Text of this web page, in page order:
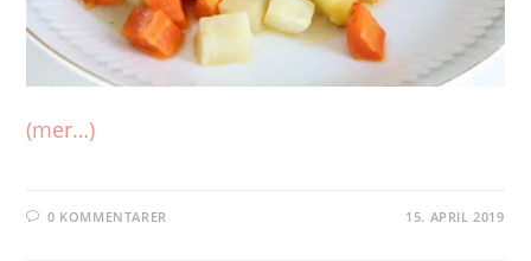
(mer…)
0 KOMMENTARER 15. APRIL 2019